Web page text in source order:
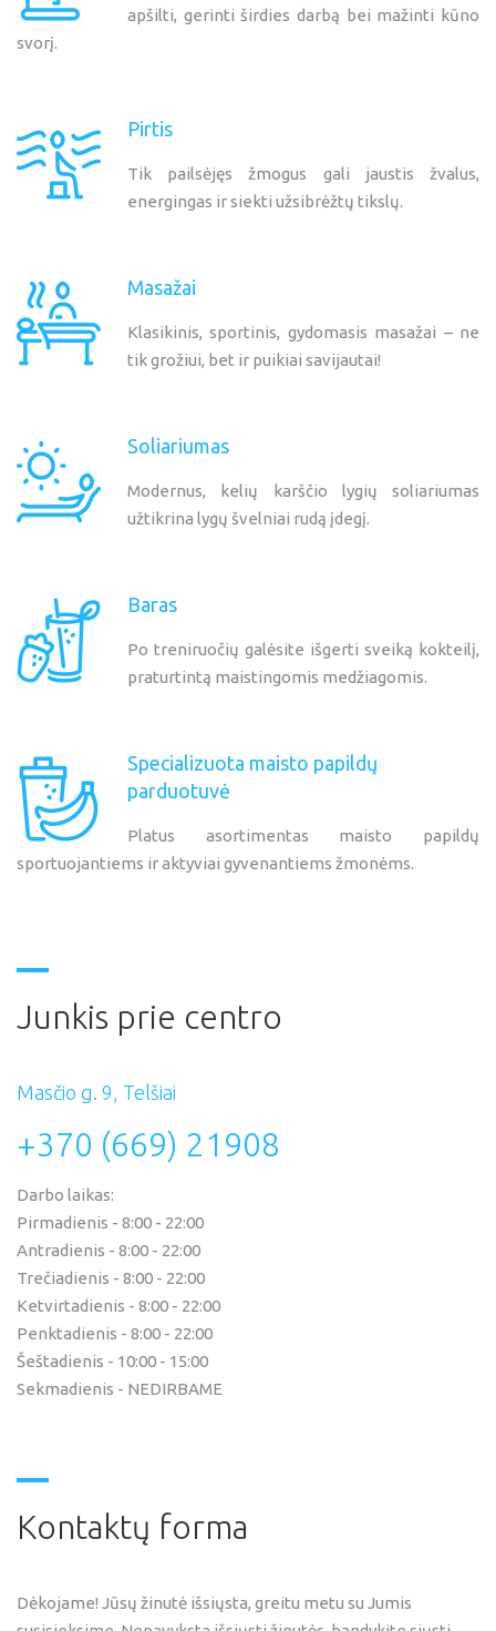
apšilti, gerinti širdies darbą bei mažinti kūno
svorį.
Pirtis
Tik pailsėjęs žmogus gali jaustis žvalus,
energingas ir siekti užsibrėžtų tikslų.
Masažai
Klasikinis, sportinis, gydomasis masažai – ne
tik grožiui, bet ir puikiai savijautai!
Soliariumas
Modernus, kelių karščio lygių soliariumas
užtikrina lygų švelniai rudą įdegį.
Baras
Po treniruočių galėsite išgerti sveiką kokteilį,
praturtintą maistingomis medžiagomis.
Specializuota maisto papildų
parduotuvė
Platus asortimentas maisto papildų
sportuojantiems ir aktyviai gyvenantiems žmonėms.
Junkis prie centro
Masčio g. 9, Telšiai
+370 (669) 21908
Darbo laikas:
Pirmadienis - 8:00 - 22:00
Antradienis - 8:00 - 22:00
Trečiadienis - 8:00 - 22:00
Ketvirtadienis - 8:00 - 22:00
Penktadienis - 8:00 - 22:00
Šeštadienis - 10:00 - 15:00
Sekmadienis - NEDIRBAME
Kontaktų forma
Dėkojame! Jūsų žinutė išsiųsta, greitu metu su Jumis